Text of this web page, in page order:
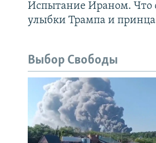
Испытание Ираном. Что
улыбки Трампа и
Выбор Свободы